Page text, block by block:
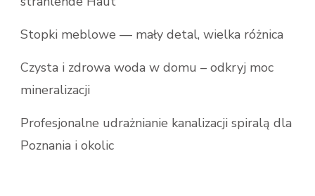
Stopki meblowe — mały detal, wielka różnica
Czysta i zdrowa woda w domu – odkryj moc
mineralizacji
Profesjonalne udrażnianie kanalizacji spiralą dla
Poznania i okolic